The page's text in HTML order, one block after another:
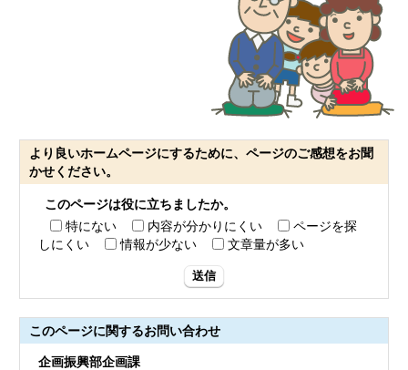
より良いホームページにするために、ページのご感想をお聞
かせください。
このページは役に立ちましたか。
特にない
内容が分かりにくい
ページを探
しにくい
情報が少ない 文章量が多い
送信
このページに関するお問い合わせ
企画振興部企画課